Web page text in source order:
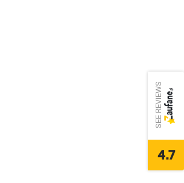
SEE REVIEWS
4.7